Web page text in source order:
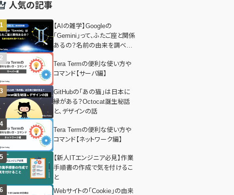
人気の記事
【AIの雑学】Googleの
「Gemini」って、ふたご座と関係
あるの？名前の由来を調べて
Tera Termの便利な使い方や
コマンド【サーバ編】
GitHubの「あの猫」は日本に
縁がある？Octocat誕生秘話
と、デザインの話
Tera Termの便利な使い方や
コマンド【ネットワーク編】
【新人ITエンジニア必見】作業
手順書の作成で気を付けるこ
と
Webサイトの「Cookie」の由来